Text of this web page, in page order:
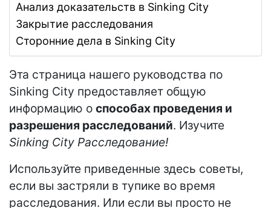
Анализ доказательств в Sinking City
Закрытие расследования
Сторонние дела в Sinking City
Эта страница нашего руководства по
Sinking City предоставляет общую
информацию о способах проведения и
разрешения расследований. Изучите
Sinking City Расследование!
Используйте приведенные здесь советы,
если вы застряли в тупике во время
расследования. Или если вы просто не